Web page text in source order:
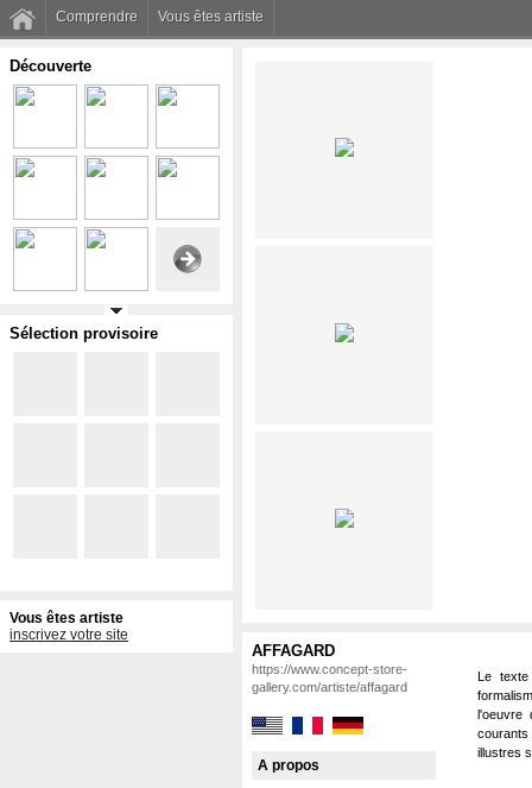
Comprendre Vous êtes artiste
Découverte
Sélection provisoire
Vous êtes artiste
inscrivez votre site
AFFAGARD
https://www.concept-store-
gallery.com/artiste/affagard
A propos
Le
l'oeuvre
illustres